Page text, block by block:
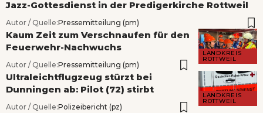
Jazz-Gottesdienst in der Predigerkirche Rottweil
Autor / Quelle:Pressemitteilung (pm)
LANDKREIS
ROTTWEIL
Kaum Zeit zum Verschnaufen für den
Feuerwehr-Nachwuchs
Autor / Quelle:Pressemitteilung (pm)
LANDKREIS
ROTTWEIL
Ultraleichtflugzeug stürzt bei
Dunningen ab: Pilot (72) stirbt
Autor / Quelle:Polizeibericht (pz)